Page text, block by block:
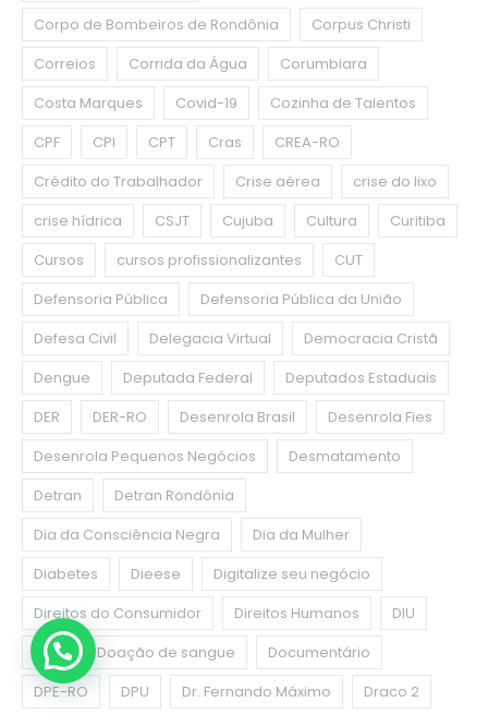
Corpo de Bombeiros de Rondônia
Corpus Christi
Correios
Corrida da Água
Corumbiara
Costa Marques
Covid-19
Cozinha de Talentos
CPF
CPI CPT Cras
CREA-RO
Crédito do Trabalhador
Crise aérea
crise do lixo
crise hídrica
CSJT Cujuba Cultura
Curitiba
Cursos
cursos profissionalizantes
CUT
Defensoria Pública
Defensoria Pública da União
Defesa Civil
Delegacia Virtual
Democracia Cristã
Dengue
Deputada Federal
Deputados Estaduais
DER
DER-RO Desenrola Brasil
Desenrola Fies
Desenrola Pequenos Negócios
Desmatamento
Detran
Detran Rondônia
Dia da Consciência Negra
Dia da Mulher
Diabetes
Dieese
Digitalize seu negócio
Direitos do Consumidor
Direitos Humanos
DIU
DNIT
Doação de sangue
Documentário
DPE-RO
DPU Dr. Fernando Máximo Draco 2